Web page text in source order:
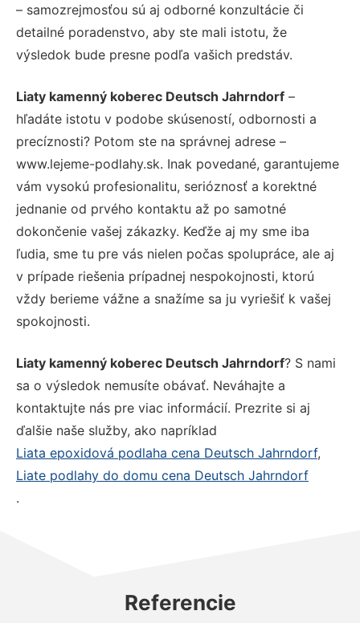
– samozrejmosťou sú aj odborné konzultácie či
detailné poradenstvo, aby ste mali istotu, že
výsledok bude presne podľa vašich predstáv.
Liaty kamenný koberec Deutsch Jahrndorf –
hľadáte istotu v podobe skúseností, odbornosti a
precíznosti? Potom ste na správnej adrese –
www.lejeme-podlahy.sk. Inak povedané, garantujeme
vám vysokú profesionalitu, serióznosť a korektné
jednanie od prvého kontaktu až po samotné
dokončenie vašej zákazky. Keďže aj my sme iba
ľudia, sme tu pre vás nielen počas spolupráce, ale aj
v prípade riešenia prípadnej nespokojnosti, ktorú
vždy berieme vážne a snažíme sa ju vyriešiť k vašej
spokojnosti.
Liaty kamenný koberec Deutsch Jahrndorf? S nami
sa o výsledok nemusíte obávať. Neváhajte a
kontaktujte nás pre viac informácií. Prezrite si aj
ďalšie naše služby, ako napríklad
Liata epoxidová podlaha cena Deutsch Jahrndorf,
Liate podlahy do domu cena Deutsch Jahrndorf
.
Referencie